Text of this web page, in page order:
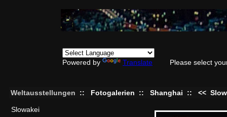
Powered by Translate Please select
Weltausstellungen :: Fotogalerien :: Shanghai :: <<
Slowakei